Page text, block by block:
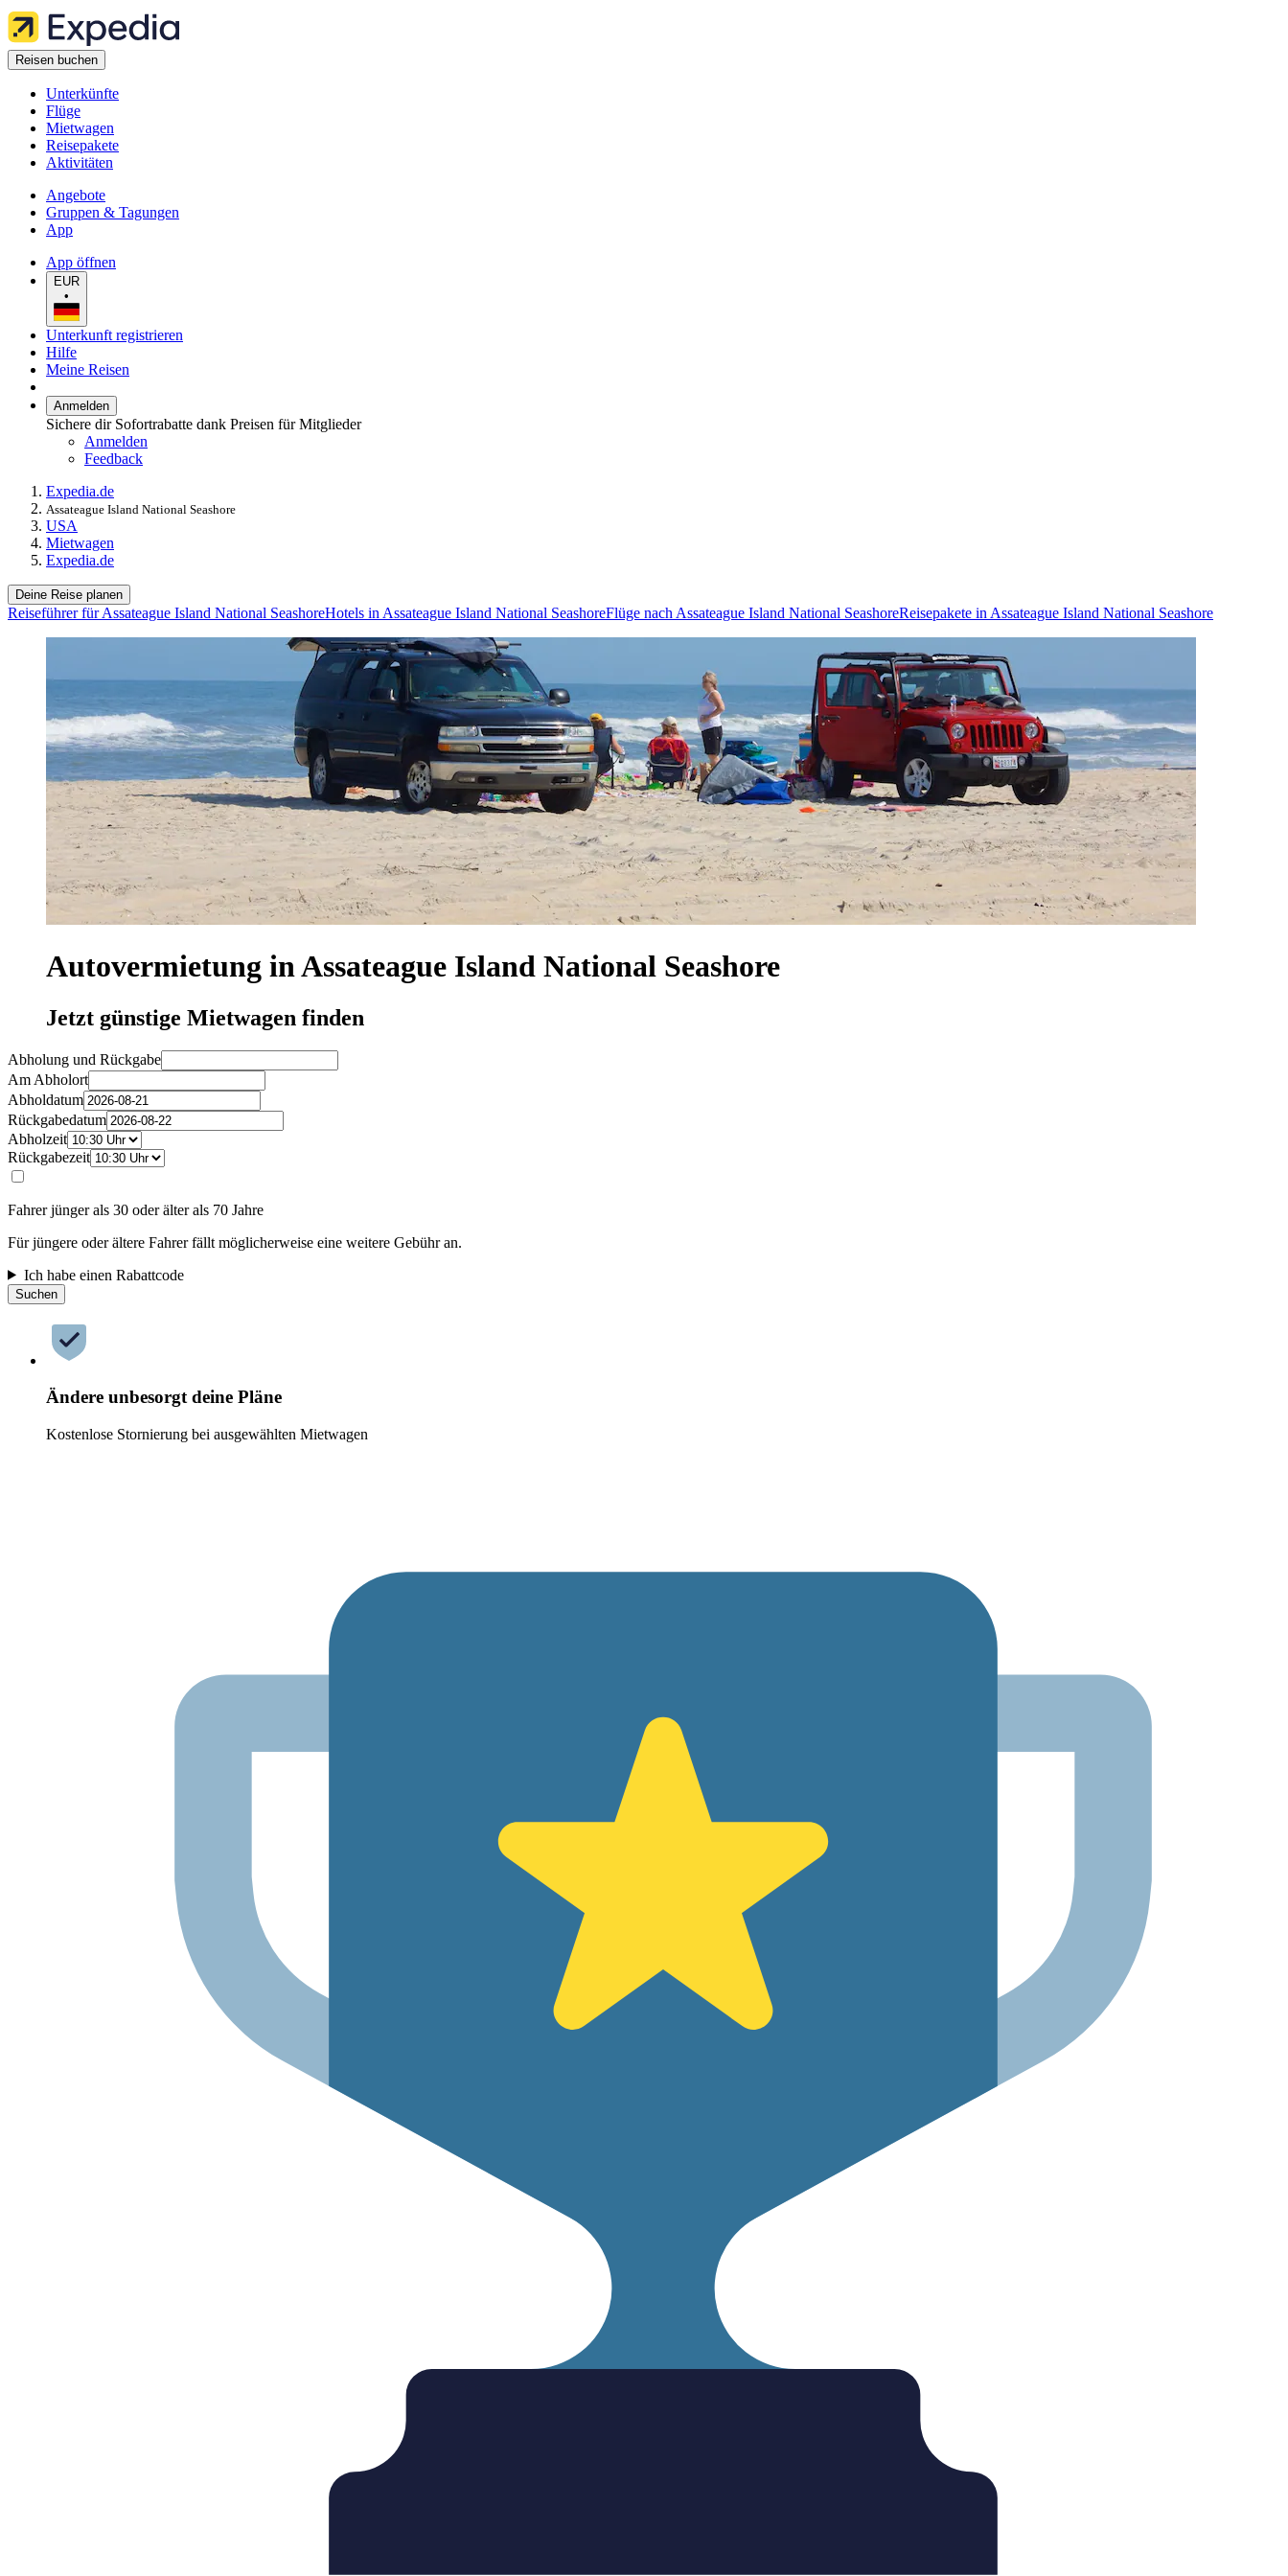
Reisen buchen
Unterkünfte
Flüge
Mietwagen
Reisepakete
Aktivitäten
Angebote
Gruppen & Tagungen
App
App öffnen
EUR
•
Unterkunft registrieren
Hilfe
Meine Reisen
Anmelden
Sichere dir Sofortrabatte dank Preisen für Mitglieder
Anmelden
Feedback
Expedia.de
Assateague Island National Seashore
USA
Mietwagen
Expedia.de
Deine Reise planen
Reiseführer für Assateague Island National SeashoreHotels in Assateague Island National SeashoreFlüge nach Assateague Island National SeashoreReisepakete in Assateague Island National Seashore
Autovermietung in Assateague Island National Seashore
Jetzt günstige Mietwagen finden
Abholung und Rückgabe
Am Abholort
Abholdatum
Rückgabedatum
Abholzeit
Rückgabezeit
Fahrer jünger als 30 oder älter als 70 Jahre
Für jüngere oder ältere Fahrer fällt möglicherweise eine weitere Gebühr an.
Ich habe einen Rabattcode
Suchen
Ändere unbesorgt deine Pläne
Kostenlose Stornierung bei ausgewählten Mietwagen